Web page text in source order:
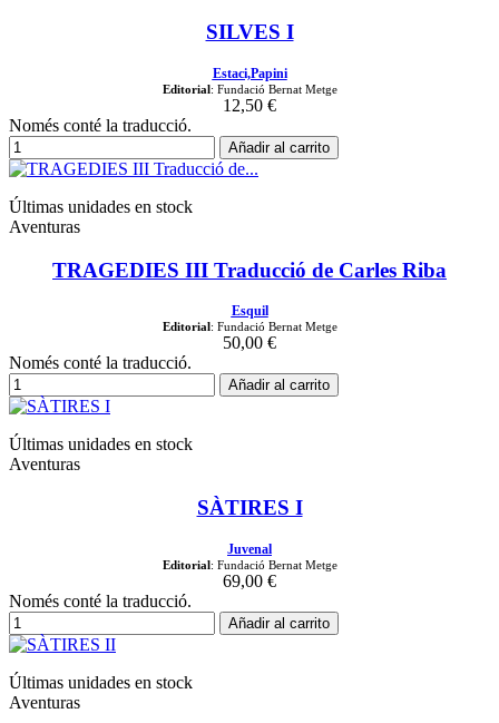
SILVES I
Estaci,Papini
Editorial: Fundació Bernat Metge
12,50 €
Només conté la traducció.
Añadir al carrito
Últimas unidades en stock
Aventuras
TRAGEDIES III Traducció de Carles Riba
Esquil
Editorial : Fundació Bernat Metge
50,00 €
Només conté la traducció.
Añadir al carrito
Últimas unidades en stock
Aventuras
SÀTIRES I
Juvenal
Editorial: Fundació Bernat Metge
69,00 €
Només conté la traducció.
Añadir al carrito
Últimas unidades en stock
Aventuras